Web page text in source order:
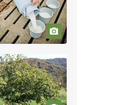
logično:
vinogradniško in
vinarsko
posestvo
EKOloško =
logično: ekološka
kmetija KURNIK
EKOloško =
logično: ekološka
kmetija HOMAR